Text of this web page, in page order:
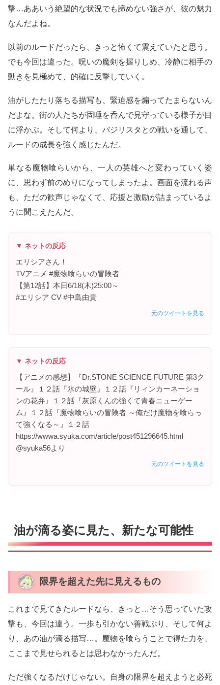
撃…ああいう絶望的な状況でも諦めない強さが、彼の魅力
なんだよね。
以前のルードだったら、きっと怖くて震えていたと思う。
でも今回は違った。呪いの魔剣を握りしめ、冷静に相手の
動きを見極めて、的確に反撃していく。
油がしたたり落ちる描写も、緊迫感を煽ってたまらないん
だよな。街の人たちが固唾を呑んで見守っている様子が目
に浮かぶ。そして何より、バジリスタとの戦いを通して、
ルードの成長を強く感じたんだ。
単なる魔物喰らいから、一人の英雄へと変わっていく姿
に、思わず前のめりになってしまったよ。画面を流れる声
も、ただの歓声じゃなくて、応援と激励が詰まっているよ
うに聞こえたんだ。
▼ ネットの反応
エリシアさん！
TVアニメ #魔物喰らいの冒険者
【第12話】本日6/18(木)25:00～
#エリシア CV #中島由貴
元のツイートを見る
▼ ネットの反応
【アニメの感想】『Dr.STONE SCIENCE FUTURE 第3ク
ール』１２話『氷の城壁』１２話『リィンカーネーショ
ンの花弁』１２話『灰原くんの強くて青春ニューゲー
ム』１２話『魔物喰らいの冒険者 ～俺だけ魔物を喰らっ
て強くなる～』１２話
https://wwwa.syuka.com/article/post451296645.html
@syuka56より
元のツイートを見る
油が滴る姿に見た、新たな可能性
限界を超えた先に見えるもの
これまで見てきたルードなら、きっと…そう思っていた攻
撃も、今回は違う。一歩も引かない善戦ぶり、そして何よ
り、あの油が滴る描写…。魔物を喰らうことで得た力を、
ここまで見せられるとは思わなかったんだ。
ただ強くなるだけじゃない。自身の限界を超えようと必死